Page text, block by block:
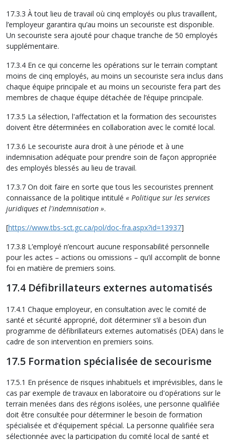
17.3.3 À tout lieu de travail où cinq employés ou plus travaillent,
l’employeur garantira qu’au moins un secouriste est disponible.
Un secouriste sera ajouté pour chaque tranche de 50 employés
supplémentaire.
17.3.4 En ce qui concerne les opérations sur le terrain comptant
moins de cinq employés, au moins un secouriste sera inclus dans
chaque équipe principale et au moins un secouriste fera part des
membres de chaque équipe détachée de l’équipe principale.
17.3.5 La sélection, l'affectation et la formation des secouristes
doivent être déterminées en collaboration avec le comité local.
17.3.6 Le secouriste aura droit à une période et à une
indemnisation adéquate pour prendre soin de façon appropriée
des employés blessés au lieu de travail.
17.3.7 On doit faire en sorte que tous les secouristes prennent
connaissance de la politique intitulé « Politique sur les services
juridiques et l'indemnisation ».
[https://www.tbs-sct.gc.ca/pol/doc-fra.aspx?id=13937]
17.3.8 L’employé n’encourt aucune responsabilité personnelle
pour les actes – actions ou omissions – qu’il accomplit de bonne
foi en matière de premiers soins.
17.4 Défibrillateurs externes automatisés
17.4.1 Chaque employeur, en consultation avec le comité de
santé et sécurité approprié, doit déterminer s’il a besoin d’un
programme de défibrillateurs externes automatisés (DEA) dans le
cadre de son intervention en premiers soins.
17.5 Formation spécialisée de secourisme
17.5.1 En présence de risques inhabituels et imprévisibles, dans le
cas par exemple de travaux en laboratoire ou d'opérations sur le
terrain menées dans des régions isolées, une personne qualifiée
doit être consultée pour déterminer le besoin de formation
spécialisée et d'équipement spécial. La personne qualifiée sera
sélectionnée avec la participation du comité local de santé et